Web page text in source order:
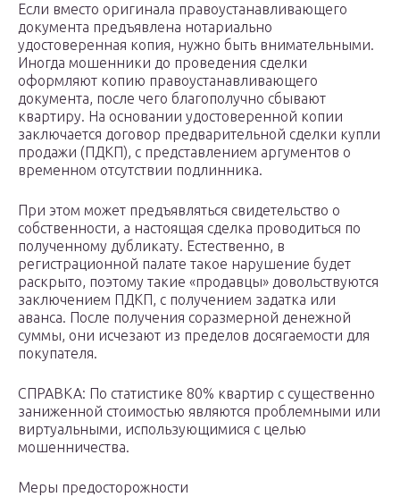
Если вместо оригинала правоустанавливающего
документа предъявлена нотариально
удостоверенная копия, нужно быть внимательными.
Иногда мошенники до проведения сделки
оформляют копию правоустанавливающего
документа, после чего благополучно сбывают
квартиру. На основании удостоверенной копии
заключается договор предварительной сделки купли
продажи (ПДКП), с представлением аргументов о
временном отсутствии подлинника.
При этом может предъявляться свидетельство о
собственности, а настоящая сделка проводиться по
полученному дубликату. Естественно, в
регистрационной палате такое нарушение будет
раскрыто, поэтому такие «продавцы» довольствуются
заключением ПДКП, с получением задатка или
аванса. После получения соразмерной денежной
суммы, они исчезают из пределов досягаемости для
покупателя.
СПРАВКА: По статистике 80% квартир с существенно
заниженной стоимостью являются проблемными или
виртуальными, использующимися с целью
мошенничества.
Меры предосторожности